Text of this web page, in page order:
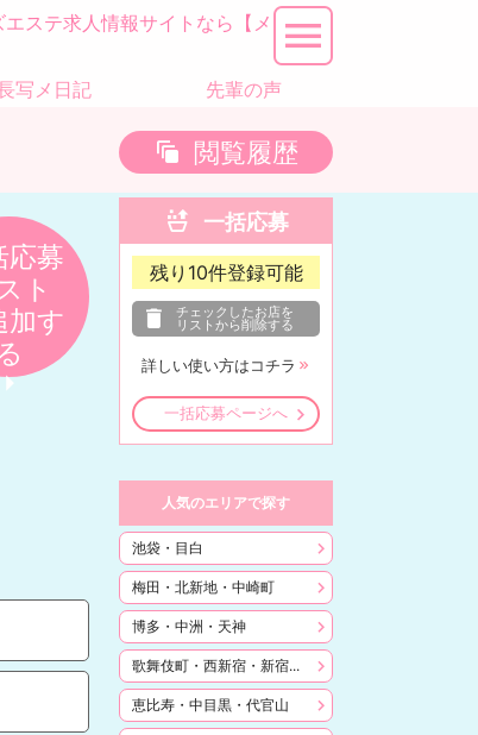
ステ求人情報サイトなら【メ
写メ日記 先輩の声
応募
ト
加す
る
閲覧履歴
一括応募
残り 10件登録可能
チェックしたお店を
リストから削除する
詳しい使い方はコチラ
一括応募ページへ
人気のエリアで探す
池袋・目白
梅田・北新地・中崎町
博多・中洲・天神
歌舞伎町・西新宿・新宿御苑
恵比寿・中目黒・代官山